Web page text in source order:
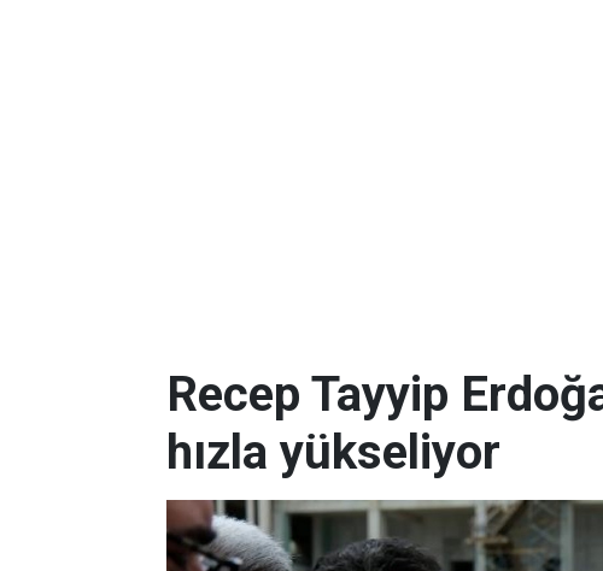
Recep Tayyip
hızla yükseliyor